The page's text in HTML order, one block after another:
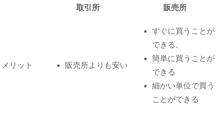
取引所 販売所
メリット 販売所よりも安い
すぐに買うことが
できる。
簡単に買うことが
できる
細かい単位で買う
ことができる